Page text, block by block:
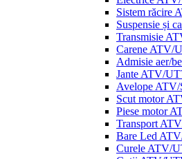
Sistem răcire
Suspensie și
Transmisie
Carene ATV/
Admisie aer/
Jante ATV/
Avelope ATV/
Scut motor
Piese motor
Transport
Bare Led
Curele ATV/